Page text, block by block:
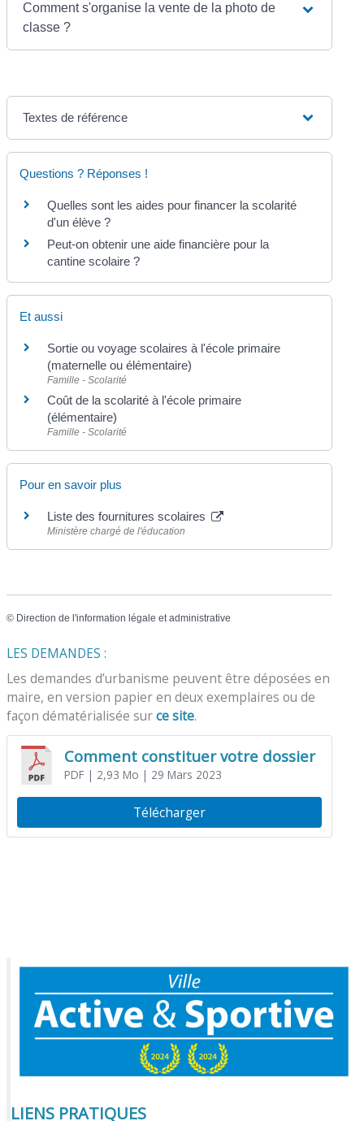
Comment s'organise la vente de la photo de
classe ?
Textes de référence
Questions ? Réponses !
Quelles sont les aides pour financer la scolarité
d'un élève ?
Peut-on obtenir une aide financière pour la
cantine scolaire ?
Et aussi
Sortie ou voyage scolaires à l'école primaire
(maternelle ou élémentaire)
Famille - Scolarité
Coût de la scolarité à l'école primaire
(élémentaire)
Famille - Scolarité
Pour en savoir plus
Liste des fournitures scolaires
Ministère chargé de l'éducation
© Direction de l'information légale et administrative
LES DEMANDES :
Les demandes d’urbanisme peuvent être déposées en
maire, en version papier en deux exemplaires ou de
façon dématérialisée surce site.
Comment constituer votre dossier
PDF| 2,93 Mo | 29 Mars 2023
Télécharger
LIENS PRATIQUES